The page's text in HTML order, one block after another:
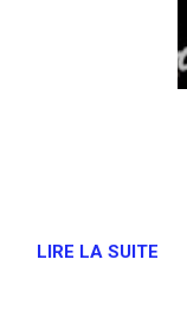
LIRE LA SUITE